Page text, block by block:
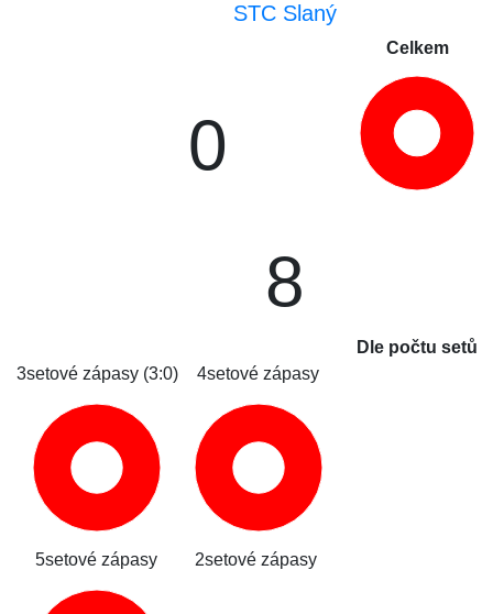
STC Slaný
Celkem
0
8
Dle počtu setů
3setové zápasy (3:0)
4setové zápasy
5setové zápasy 2setové zápasy